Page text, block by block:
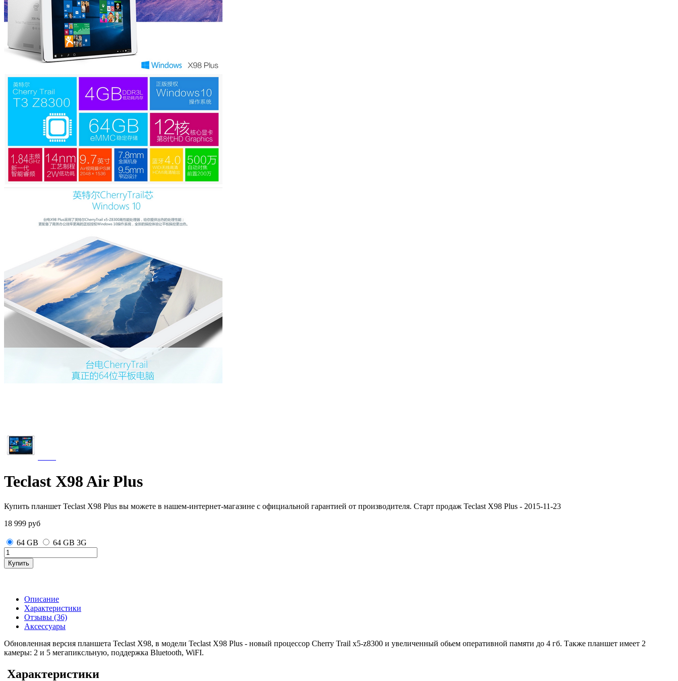
Teclast X98 Air Plus
Купить планшет Teclast X98 Plus вы можете в нашем-интернет-магазине с официальной гарантией от производителя. Старт продаж Teclast X98 Plus - 2015-11-23
18 999 руб
64 GB 64 GB 3G
Купить
Описание
Характеристики
Отзывы (36)
Аксессуары
Обновленная версия планшета Teclast X98, в модели Teclast X98 Plus - новый процессор Cherry Trail x5-z8300 и увеличенный обьем оперативной памяти до 4 гб. Также планшет имеет 2
камеры: 2 и 5 мегапиксльную, поддержка Bluetooth, WiFI.
Характеристики